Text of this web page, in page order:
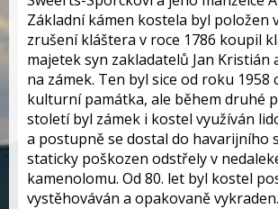
Základní kámen kostela byl položen
zrušení kláštera v roce 1786 koupil
majetek syn zakladatelů Jan Kristián
na zámek. Ten byl sice od roku 1958
kulturní památka, ale během druhé
století byl zámek i kostel využíván
a postupně se dostal do havarijního
staticky poškozen odstřely v
kamenolomu. Od 80. let byl kostel
vystěhováván a opakovaně vykraden.